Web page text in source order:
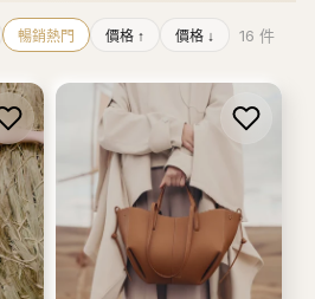
暢銷熱門 價格 ↑ 價格 ↓ 16 件